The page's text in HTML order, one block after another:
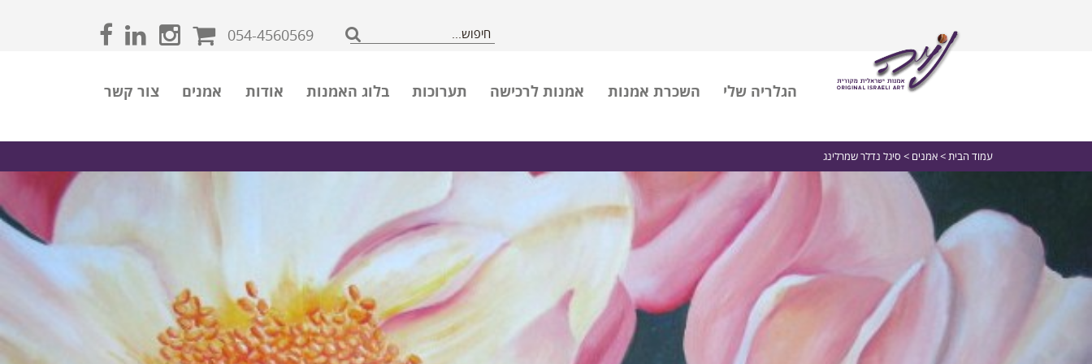
054-4560569
הגלריה שלי השכרת אמנות אמנות לרכישה תערוכות בלוג האמנות אודות אמנים צור קשר
עמוד הבית >אמנים > סיגל נדלר שמרלינג